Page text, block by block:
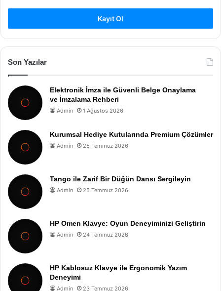
Kayıt Ol
Son Yazılar
Elektronik İmza ile Güvenli Belge Onaylama
ve İmzalama Rehberi
Admin 1 Ağustos 2026
Kurumsal Hediye Kutularında Premium Çözümler
Admin 25 Temmuz 2026
Tango ile Zarif Bir Düğün Dansı Sergileyin
Admin 25 Temmuz 2026
HP Omen Klavye: Oyun Deneyiminizi Geliştirin
Admin 24 Temmuz 2026
HP Kablosuz Klavye ile Ergonomik Yazım
Deneyimi
Admin 23 Temmuz 2026